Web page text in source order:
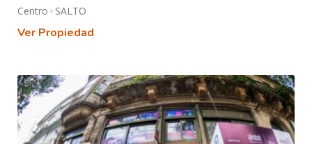
Centro SALTO
Ver Propiedad